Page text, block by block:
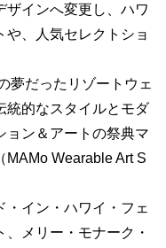
ザインへ変更し、ハワ
や、人気セレクトショ
夢だったリゾートウェ
統的なスタイルとモダ
ョン＆アートの祭典マ
MAMo Wearable Art S
イン・ハワイ・フェ
メリー・モナーク・